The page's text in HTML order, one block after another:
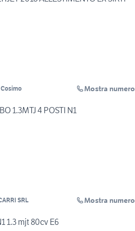
Mostra numero
1.3MTJ 4 POSTI N1
SRL Mostra numero
1.3 mjt 80cv E6